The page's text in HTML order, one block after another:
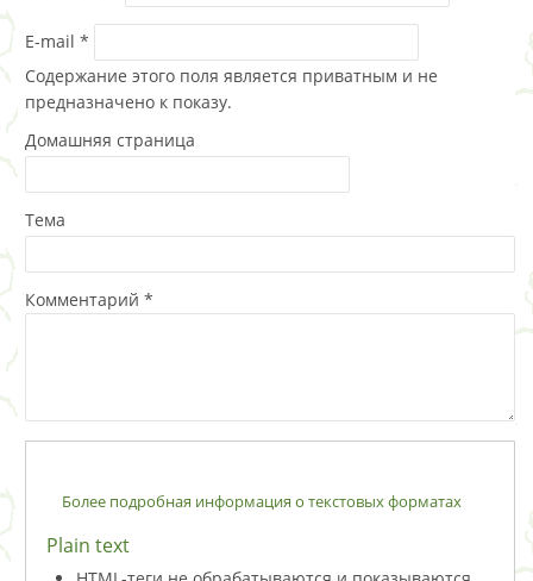
E-mail *
Содержание этого поля является приватным и не
предназначено к показу.
Домашняя страница
Тема
Комментарий *
Более подробная информация о текстовых форматах
Plain text